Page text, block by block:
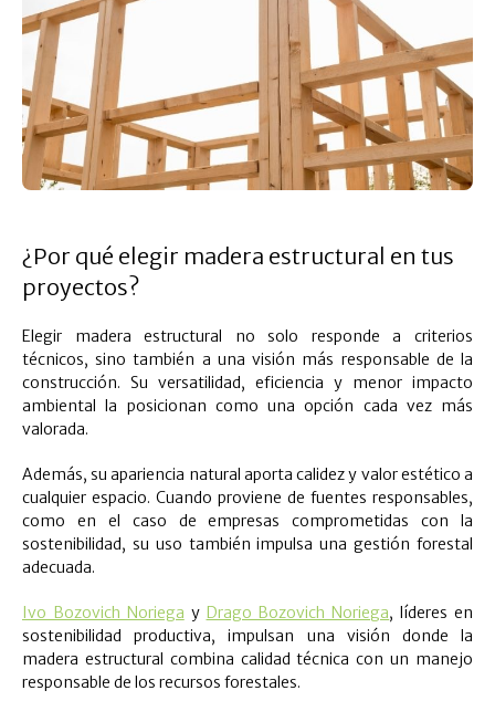
¿Por qué elegir madera estructural en tus
proyectos?
Elegir madera estructural no solo responde a criterios
técnicos, sino también a una visión más responsable de la
construcción. Su versatilidad, eficiencia y menor impacto
ambiental la posicionan como una opción cada vez más
valorada.
Además, su apariencia natural aporta calidez y valor estético a
cualquier espacio. Cuando proviene de fuentes responsables,
como en el caso de empresas comprometidas con la
sostenibilidad, su uso también impulsa una gestión forestal
adecuada.
Ivo Bozovich Noriega y Drago Bozovich Noriega, líderes en
sostenibilidad productiva, impulsan una visión donde la
madera estructural combina calidad técnica con un manejo
responsable de los recursos forestales.